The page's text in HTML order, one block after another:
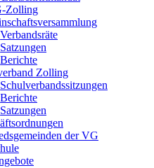
Zolling
Verbandsräte
Satzungen
Berichte
Zolling
Schulverbandssitzungen
Berichte
Satzungen
der VG